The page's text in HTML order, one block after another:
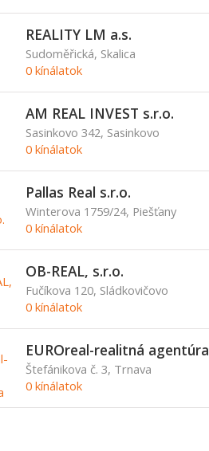
REALITY LM a.s.
Sudoměřická, Skalica
0 kínálatok
AM REAL INVEST s.r.o.
Sasinkovo 342, Sasinkovo
0 kínálatok
Pallas Real s.r.o.
Winterova 1759/24, Piešťany
0 kínálatok
OB-REAL, s.r.o.
Fučíkova 120, Sládkovičovo
0 kínálatok
EUROreal-realitná agentúra
Štefánikova č. 3, Trnava
0 kínálatok